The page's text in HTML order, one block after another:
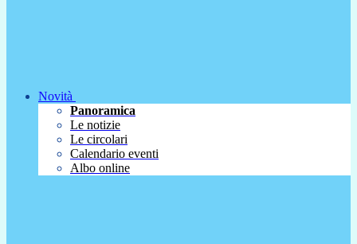
Novità
Panoramica
Le notizie
Le circolari
Calendario eventi
Albo online